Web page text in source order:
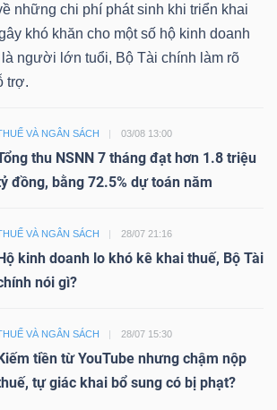
những chi phí phát sinh khi triển khai
khó khăn cho một số hộ kinh doanh
người lớn tuổi, Bộ Tài chính làm rõ
trợ.
VÀ NGÂN SÁCH 03/08 13:00
thu NSNN 7 tháng đạt hơn 1.8 triệu
đồng, bằng 72.5% dự toán năm
VÀ NGÂN SÁCH 28/07 21:16
kinh doanh lo khó kê khai thuế, Bộ Tài
nói gì?
VÀ NGÂN SÁCH 28/07 15:30
tiền từ YouTube nhưng chậm nộp
tự giác khai bổ sung có bị phạt?